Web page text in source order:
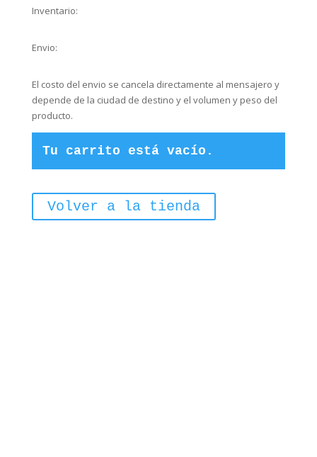
Inventario:
Envio:
El costo del envio se cancela directamente al mensajero y
depende de la ciudad de destino y el volumen y peso del
producto.
Tu carrito está vacío.
Volver a la tienda